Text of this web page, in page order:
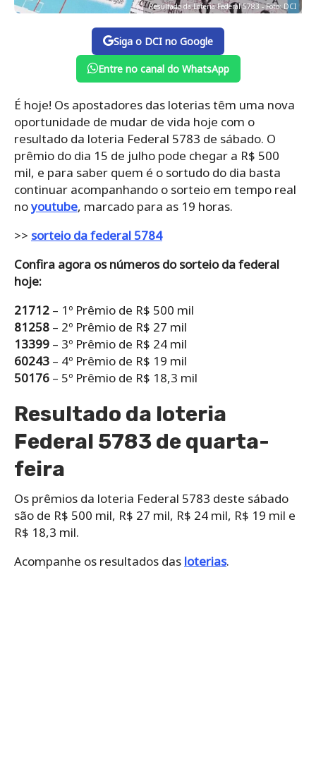
Resultado da Loteria Federal 5783 - Foto: DCI
Siga o DCI no Google
Entre no canal do WhatsApp
É hoje! Os apostadores das loterias têm uma nova
oportunidade de mudar de vida hoje com o
resultado da loteria Federal 5783 de sábado. O
prêmio do dia 15 de julho pode chegar a R$ 500
mil, e para saber quem é o sortudo do dia basta
continuar acompanhando o sorteio em tempo real
noyoutube, marcado para as 19 horas.
>> sorteio da federal 5784
Confira agora os números do sorteio da federal
hoje:
21712 – 1º Prêmio de R$ 500 mil
81258 – 2º Prêmio de R$ 27 mil
13399 – 3º Prêmio de R$ 24 mil
60243 – 4º Prêmio de R$ 19 mil
50176 – 5º Prêmio de R$ 18,3 mil
Resultado da loteria
Federal 5783 de quarta-
feira
Os prêmios da loteria Federal 5783 deste sábado
são de R$ 500 mil, R$ 27 mil, R$ 24 mil, R$ 19 mil e
R$ 18,3 mil.
Acompanhe os resultados das loterias.